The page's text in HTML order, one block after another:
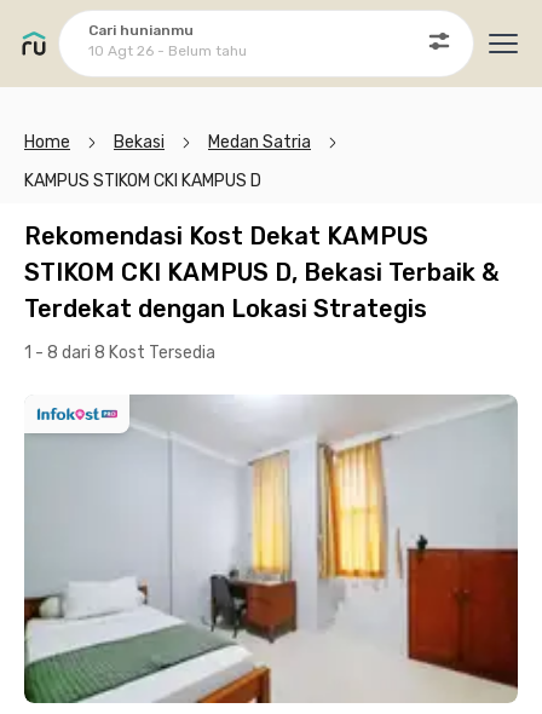
Cari hunianmu
10 Agt 26 - Belum tahu
Home Bekasi
Medan Satria
KAMPUS STIKOM CKI KAMPUS D
Rekomendasi Kost Dekat KAMPUS
STIKOM CKI KAMPUS D, Bekasi Terbaik &
Terdekat dengan Lokasi Strategis
1 - 8 dari 8 Kost Tersedia